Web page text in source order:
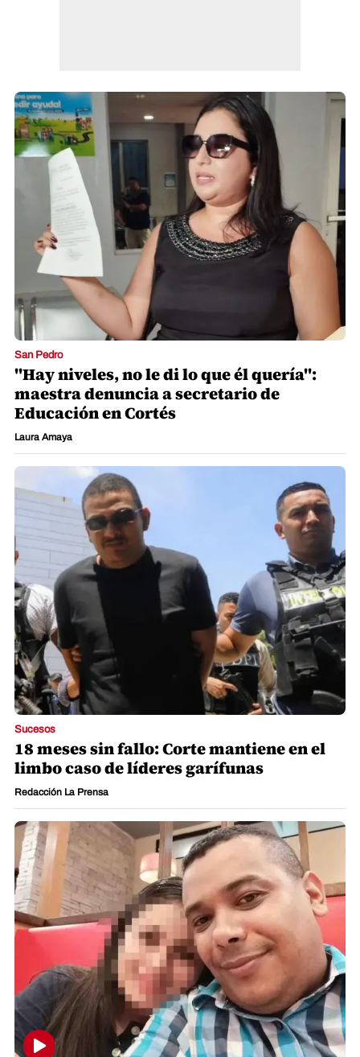
San Pedro
"Hay niveles, no le di lo que él quería":
maestra denuncia a secretario de
Educación en Cortés
Laura Amaya
Sucesos
18 meses sin fallo: Corte mantiene en el
limbo caso de líderes garífunas
Redacción La Prensa